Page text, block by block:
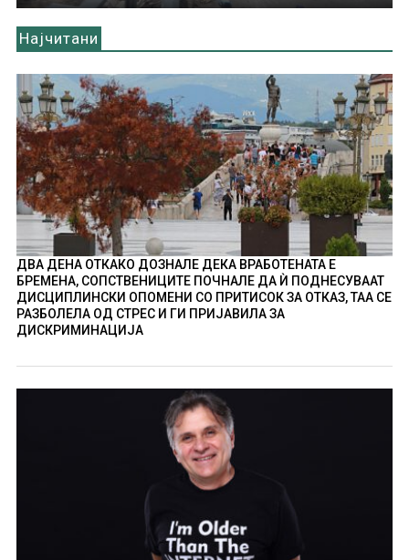
Најчитани
ДВА ДЕНА ОТКАКО ДОЗНАЛЕ ДЕКА ВРАБОТЕНАТА Е
БРЕМЕНА, СОПСТВЕНИЦИТЕ ПОЧНАЛЕ ДА Ѝ ПОДНЕСУВААТ
ДИСЦИПЛИНСКИ ОПОМЕНИ СО ПРИТИСОК ЗА ОТКАЗ, ТАА СЕ
РАЗБОЛЕЛА ОД СТРЕС И ГИ ПРИЈАВИЛА ЗА
ДИСКРИМИНАЦИЈА